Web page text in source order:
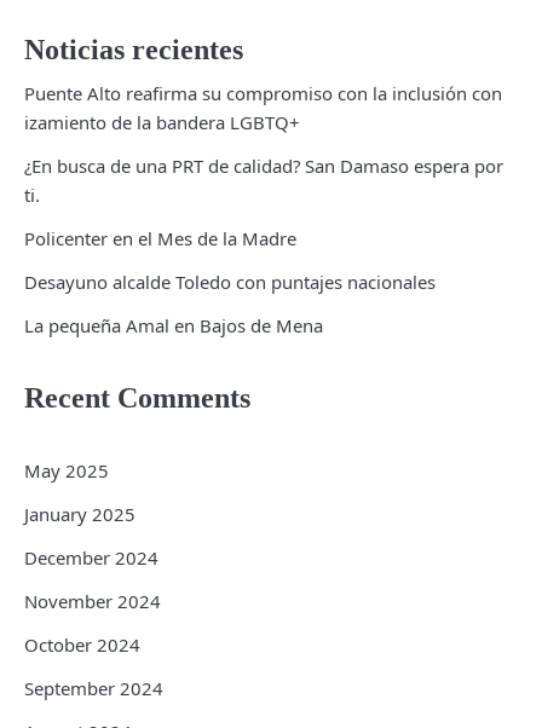
Noticias recientes
Puente Alto reafirma su compromiso con la inclusión con
izamiento de la bandera LGBTQ+
¿En busca de una PRT de calidad? San Damaso espera por
ti.
Policenter en el Mes de la Madre
Desayuno alcalde Toledo con puntajes nacionales
La pequeña Amal en Bajos de Mena
Recent Comments
May 2025
January 2025
December 2024
November 2024
October 2024
September 2024